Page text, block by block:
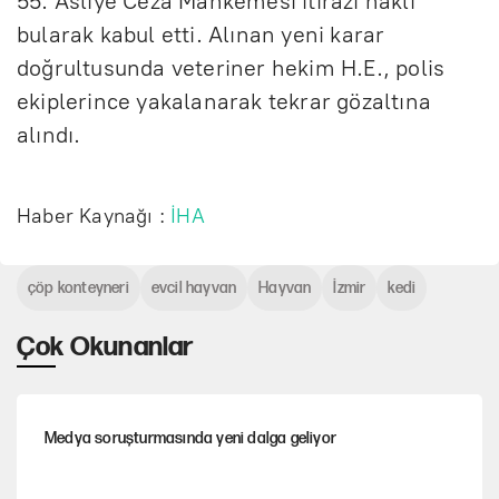
bularak kabul etti. Alınan yeni karar
doğrultusunda veteriner hekim H.E., polis
ekiplerince yakalanarak tekrar gözaltına
alındı.
Haber Kaynağı : İHA
Çok Okunanlar
Medya soruşturmasında yeni dalga geliyor
çöp konteyneri evcil hayvan Hayvan İzmir kedi